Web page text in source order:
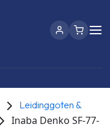
Leidinggoten &
Inaba Denko SF-77-